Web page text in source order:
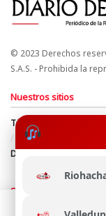
© 2023 Derechos
S.A.S. - Prohibida la
Nuestros sitios
Términos y Condiciones
Política de uso de
Directrices Editoriales
Síguenos
Esta página web